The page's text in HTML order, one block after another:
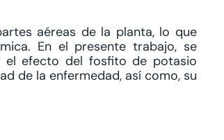
aéreas de la planta, lo que
En el presente trabajo, se
el efecto del fosfito de potasio
de la enfermedad, así como, su